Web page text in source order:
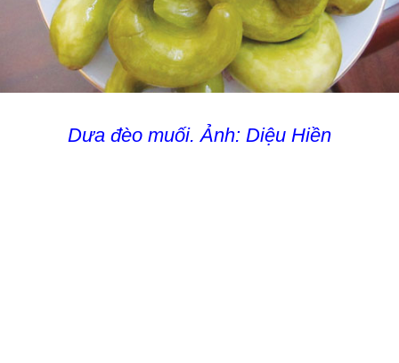
Dưa đèo muối. Ảnh: Diệu Hiền